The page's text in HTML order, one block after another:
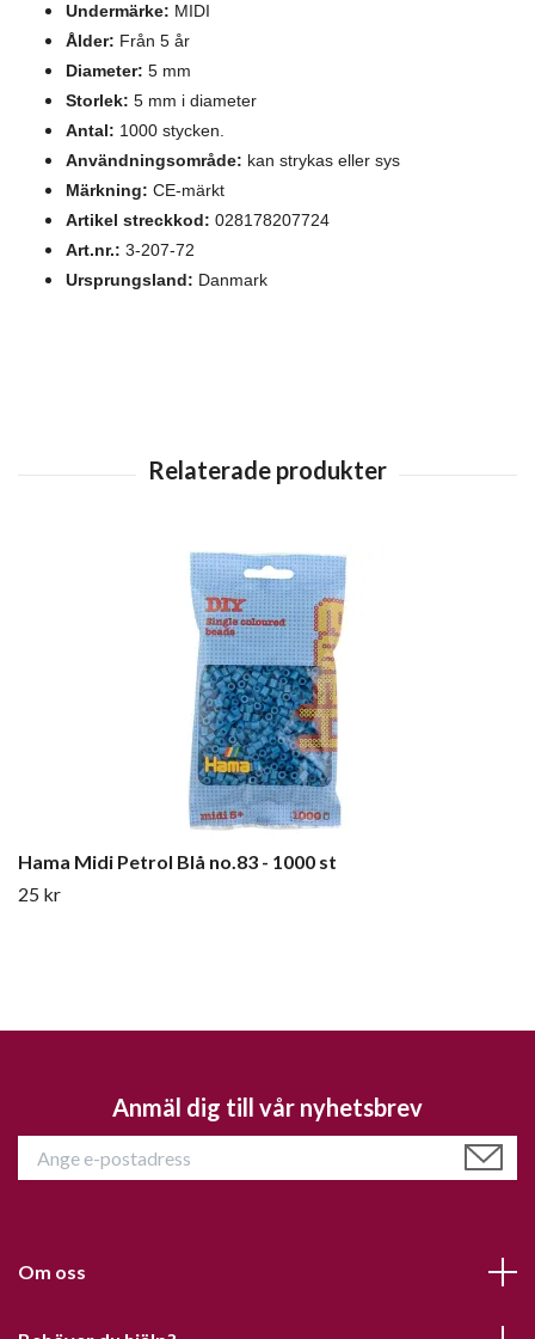
Undermärke: MIDI
Ålder: Från 5 år
Diameter: 5 mm
Storlek: 5 mm i diameter
Antal: 1000 stycken.
Användningsområde: kan strykas eller sys
Märkning: CE-märkt
Artikel streckkod: 028178207724
Art.nr.: 3-207-72
Ursprungsland: Danmark
Hama Midi Petrol Blå no.83 - 1000 st
25 kr
Anmäl dig till vår nyhetsbrev
Om oss